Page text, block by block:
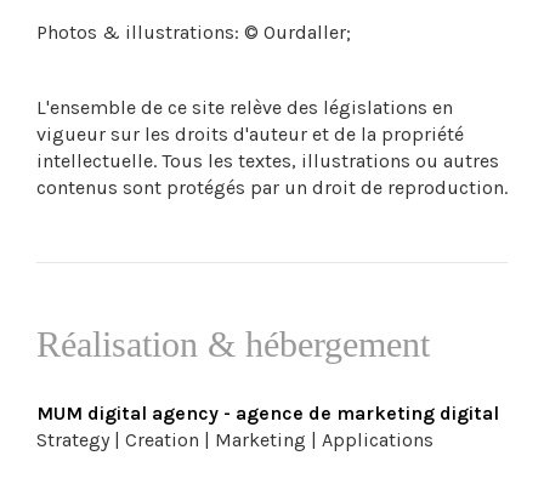
Photos & illustrations: © Ourdaller;
L'ensemble de ce site relève des législations en
vigueur sur les droits d'auteur et de la propriété
intellectuelle. Tous les textes, illustrations ou autres
contenus sont protégés par un droit de reproduction.
Réalisation & hébergement
MUM digital agency - agence de marketing digital
Strategy | Creation | Marketing | Applications